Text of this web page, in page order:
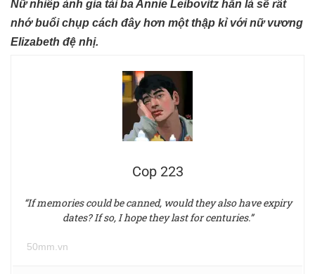
Nữ nhiếp ảnh gia tài ba Annie Leibovitz hẳn là sẽ rất
nhớ buổi chụp cách đây hơn một thập kỉ với nữ vương
Elizabeth đệ nhị.
Cop 223
“If memories could be canned, would they also have expiry
dates? If so, I hope they last for centuries.”
50mm.vn